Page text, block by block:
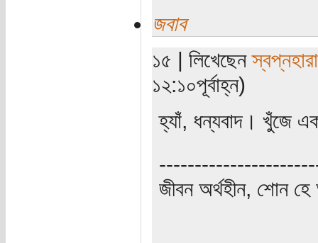
জবাব
১৫ | লিখেছেনস্বপ্নহারা
১২:১০পূর্বাহ্ন)
হ্যাঁ, ধন্যবাদ। খুঁজে
জীবন অর্থহীন, শোন হে